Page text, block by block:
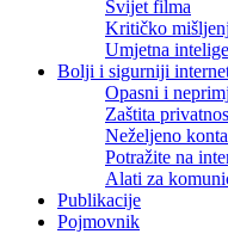
Svijet filma
Kritičko
Umjetna
Bolji i sigurniji
Opasni i
Zaštita
Neželjeno
Potražite na
Alati za
Publikacije
Pojmovnik